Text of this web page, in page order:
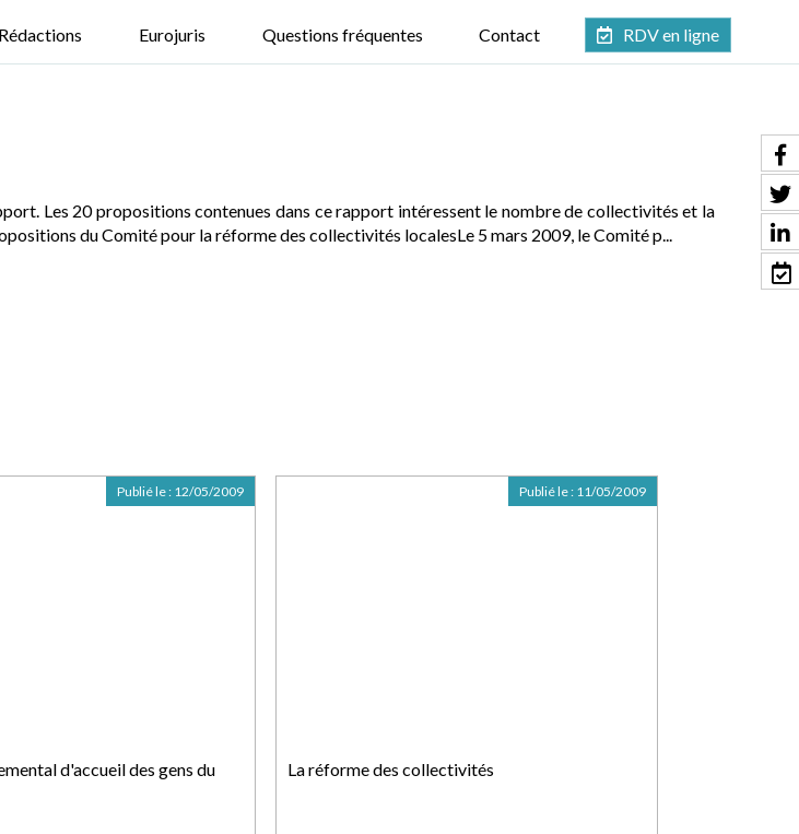
Rédactions Eurojuris Questions fréquentes Contact RDV en ligne
Les 20 propositions contenues dans ce rapport intéressent le nombre de collectivités et la
du Comité pour la réforme des collectivités localesLe 5 mars 2009, le Comité p...
d'accueil des gens du
Publié le : 12/05/2009
La réforme des collectivités
Publié le : 11/05/2009